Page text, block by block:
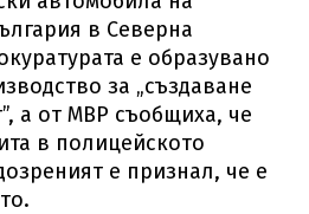
в Северна
е образувано
за „създаване
а от МВР съобщиха, че
в полицейското
е признал, че е